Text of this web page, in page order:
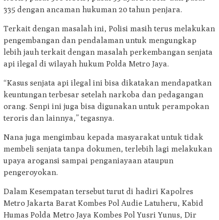
335 dengan ancaman hukuman 20 tahun penjara.
Terkait dengan masalah ini, Polisi masih terus melakukan
pengembangan dan pendalaman untuk mengungkap
lebih jauh terkait dengan masalah perkembangan senjata
api ilegal di wilayah hukum Polda Metro Jaya.
“Kasus senjata api ilegal ini bisa dikatakan mendapatkan
keuntungan terbesar setelah narkoba dan pedagangan
orang. Senpi ini juga bisa digunakan untuk perampokan
teroris dan lainnya,” tegasnya.
Nana juga mengimbau kepada masyarakat untuk tidak
membeli senjata tanpa dokumen, terlebih lagi melakukan
upaya arogansi sampai penganiayaan ataupun
pengeroyokan.
Dalam Kesempatan tersebut turut di hadiri Kapolres
Metro Jakarta Barat Kombes Pol Audie Latuheru, Kabid
Humas Polda Metro Jaya Kombes Pol Yusri Yunus, Dir